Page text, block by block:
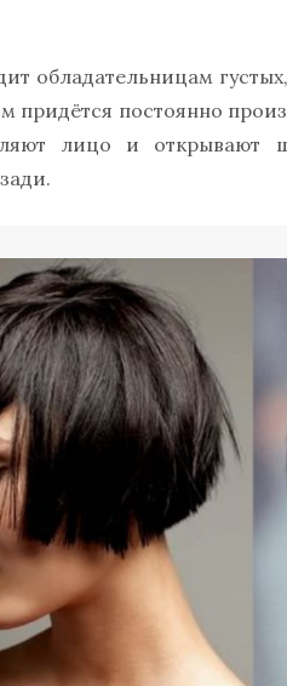
обладательницам
придётся постоянно
лицо и